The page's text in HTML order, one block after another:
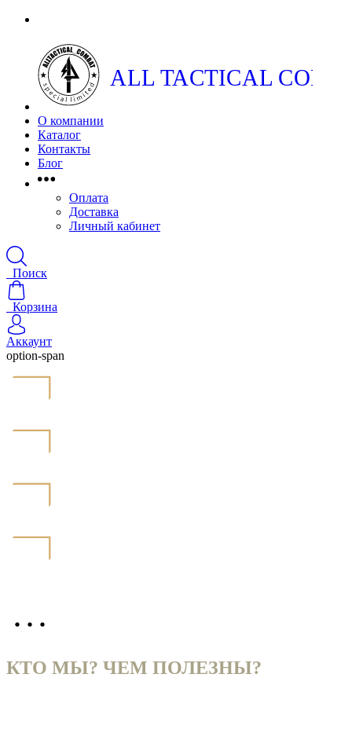
ALL TACTICAL
О компании
Каталог
Контакты
Блог
Оплата
Доставка
Личный кабинет
Поиск
Корзина
Аккаунт
option-span
КТО МЫ? ЧЕМ ПОЛЕЗНЫ?